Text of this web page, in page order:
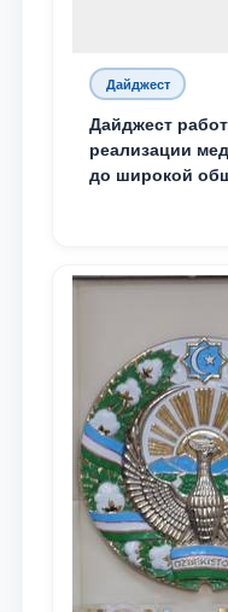
Дайджест
Дайджест
реализации
до широкой
содержания
Мажлису и